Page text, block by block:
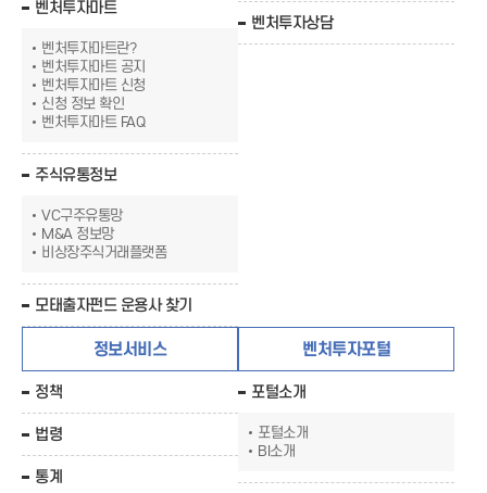
벤처투자마트
벤처투자마트란?
벤처투자마트 공지
벤처투자마트 신청
신청 정보 확인
벤처투자마트 FAQ
주식유통정보
VC구주유통망
M&A 정보망
비상장주식거래플랫폼
모태출자펀드 운용사 찾기
벤처투자상담
정보서비스
정책
법령
통계
벤처투자포털
포털소개
포털소개
BI소개